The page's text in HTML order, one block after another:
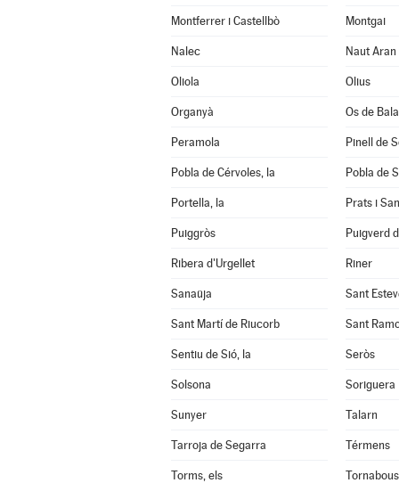
Montferrer i Castellbò Montgai
Nalec Naut Aran
Oliola Olius
Organyà Os de
Peramola Pinell de
Pobla de Cérvoles, la Pobla de
Portella, la Prats i
Puiggròs Puigverd
Ribera d'Urgellet Riner
Sanaüja Sant
Sant Martí de Riucorb Sant
Sentiu de Sió, la Seròs
Solsona Soriguera
Sunyer Talarn
Tarroja de Segarra Térmens
Torms, els Tornabous